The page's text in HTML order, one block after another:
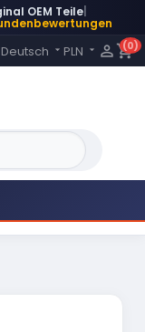
OEM Teile
Language:
Deutsch  PLN   shopping_cart
(0)